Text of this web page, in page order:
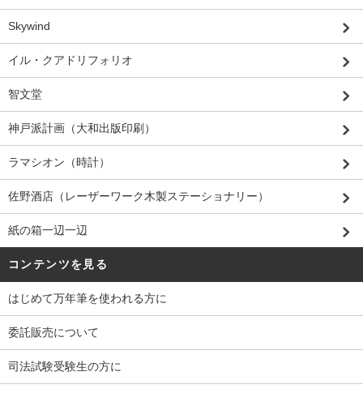
Skywind
イル・クアドリフォリオ
智文堂
神戸派計画（大和出版印刷）
ラマシオン（時計）
佐野酒店（レーザーワーク木製ステーショナリー）
紙の箱一辺一辺
コンテンツを見る
はじめて万年筆を使われる方に
委託販売について
司法試験受験生の方に